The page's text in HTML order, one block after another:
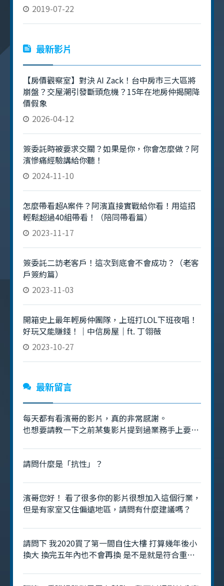
2019-07-22
最新影片
【房價觀察室】對決 AI Zack！台中房市三大區將
崩盤？交屋潮引發斷頭危機？15年在地房仲揭開降
價假象
2026-04-12
簽委託時被要求交關？如果是你，你會怎麼做？阿
濱慘痛經驗講給你聽！
2024-11-10
怎麼帶看超A案件？阿濱直接實戰給你看！用這招
輕鬆超過40組帶看！（陪同帶看篇）
2023-11-17
簽委託二訪老客戶！這次到底會不會成功？（老客
戶簽約篇）
2023-11-03
開箱史上最年輕房仲團隊，上班打LOL下班夜唱！
好玩又能賺錢！｜中信房屋｜ft. 丁翎薇
2023-10-27
最新留言
每天都有看濱哥的影片，真的非常感謝。
也想要請教一下之前某隻影片提到過業務手上要有
嗎？
請問什麼是「抗性」？
濱哥您好！ 看了很多你的影片很想加入這個行業，
但是有家室又住偏遠地區，請問有什麼建議嗎？
請問下 我2020買了第一間自住大樓 打算幾年後小
換大 換完五年內也不會再換 是不是就是符合重購
一稅?